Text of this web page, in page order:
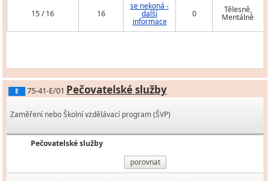
15 / 16 16
se nekoná -
další
informace
0 Tělesně,
Mentálně
E 75-41-E/01 Pečovatelské služby
Zaměření nebo Školní vzdělávací program (ŠVP)
Pečovatelské služby
porovnat